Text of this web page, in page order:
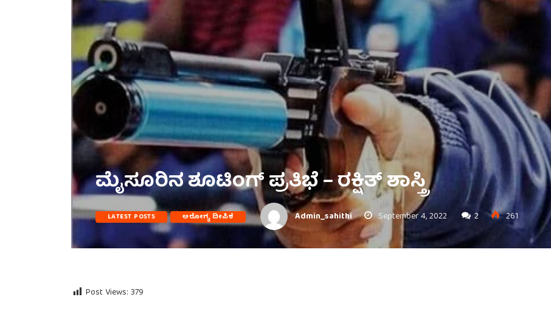
ಮೈಸೂರಿನ ಶೂಟಿಂಗ್ ಪ್ರತಿಭೆ – ರಕ್ಷಿತ್ ಶಾಸ್ತ್ರಿ
LATEST POSTS ಅರೋಗ್ಯ ದೀಪಿಕೆ Admin_sahithi September 4, 2022 2 261
Post Views: 379